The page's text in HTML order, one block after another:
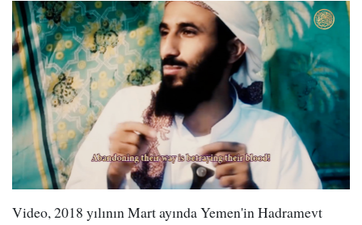
Video, 2018 yılının Mart ayında Yemen'in Hadramevt